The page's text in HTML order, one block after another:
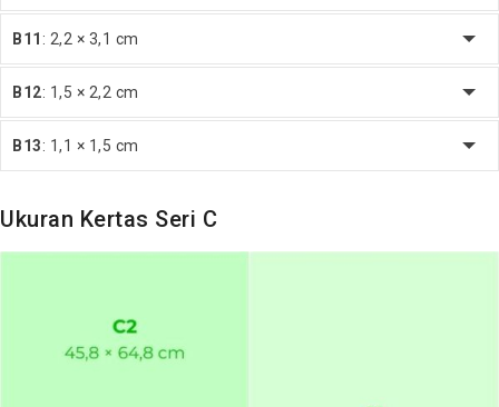
B11 : 2,2 × 3,1 cm
B12: 1,5 × 2,2 cm
B13: 1,1 × 1,5 cm
Ukuran Kertas Seri C